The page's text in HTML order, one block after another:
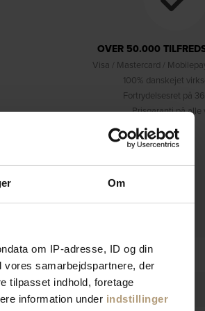
Om
om IP-adresse, ID og din
samarbejdspartnere, der
tilpasset indhold, foretage
information under indstillinger
OVER 50.000
Visa / Mastercard /
100% danskejet
Fortrydelsesret på
Prisgaranti på alle
VARENR.
VÆGT